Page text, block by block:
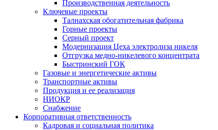
Производственная деятельность
Ключевые проекты
Талнахская обогатительная фабрика
Горные проекты
Серный проект
Модернизация Цеха электролиза никеля
Отгрузка медно-никелевого концентрата
Быстринский ГОК
Газовые и энергетические активы
Транспортные активы
Продукция и ее реализация
НИОКР
Снабжение
Корпоративная ответственность
Кадровая и социальная политика